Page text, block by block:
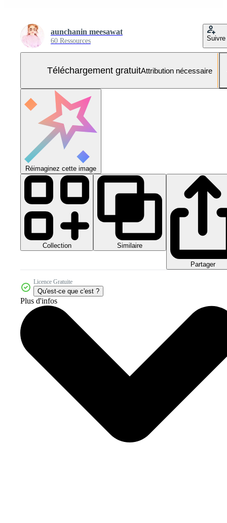
aunchanin meesawat
60 Ressources Suivre
Téléchargement gratuitAttribution nécessaire
Réimaginez cette image
Collection Similaire
Partager
Licence Gratuite
Qu'est-ce que c'est ?
Plus d'infos